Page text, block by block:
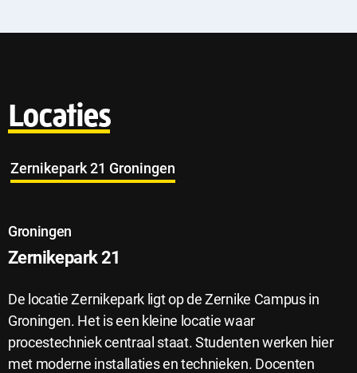
Locaties
Zernikepark 21 Groningen
Zernikepark 21
Groningen
De locatie Zernikepark ligt op de Zernike Campus in
Groningen. Het is een kleine locatie waar
procestechniek centraal staat. Studenten werken hier
met moderne installaties en technieken. Docenten